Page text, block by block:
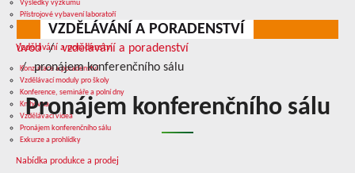
Výsledky výzkumu
Přístrojové vybavení laboratoří
Služby v oblasti výzkumu
Vzdělávání a poradenství
Konzultace a poradenství
Vzdělávací moduly pro školy
Konference, semináře a polní dny
Knihovna
Vzdělávací videa
Pronájem konferenčního sálu
Exkurze a prohlídky
Nabídka produkce a prodej
VZDĚLÁVÁNÍ A PORADENSTVÍ
úvod
vzdělávání a poradenství
pronájem konferenčního sálu
Pronájem konferenčního sálu